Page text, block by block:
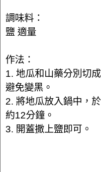
調味料：
鹽 適量
作法：
1. 地瓜和山藥分別切
避免變黑。
2. 將地瓜放入鍋中，
約12分鐘。
3. 開蓋撒上鹽即可。